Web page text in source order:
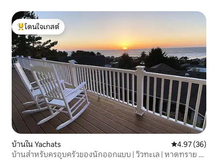
โดนใจเกสต์ที่สุด
โดนใจเกสต์
บ้านใน Yachats คะแนนเฉลี่ย
4.97 (36)
บ้านสำหรับครอบครัวของนักออกแบบ | วิวทะเล | หาดทราย 2